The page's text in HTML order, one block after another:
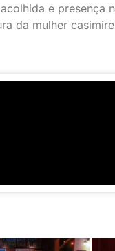
e presença
da mulher